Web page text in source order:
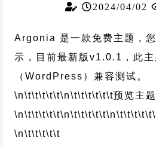
2024/04/02
Argonia 是一款免费主题，
示，目前最新版v1.0.1，此主
（WordPress）兼容测试。
\n\t\t\t\t\t\n\t\t\t\t\t\t预览主题
\n\t\t\t\t\t\n\t\t\t\t\t
\n\t\t\t\t\t